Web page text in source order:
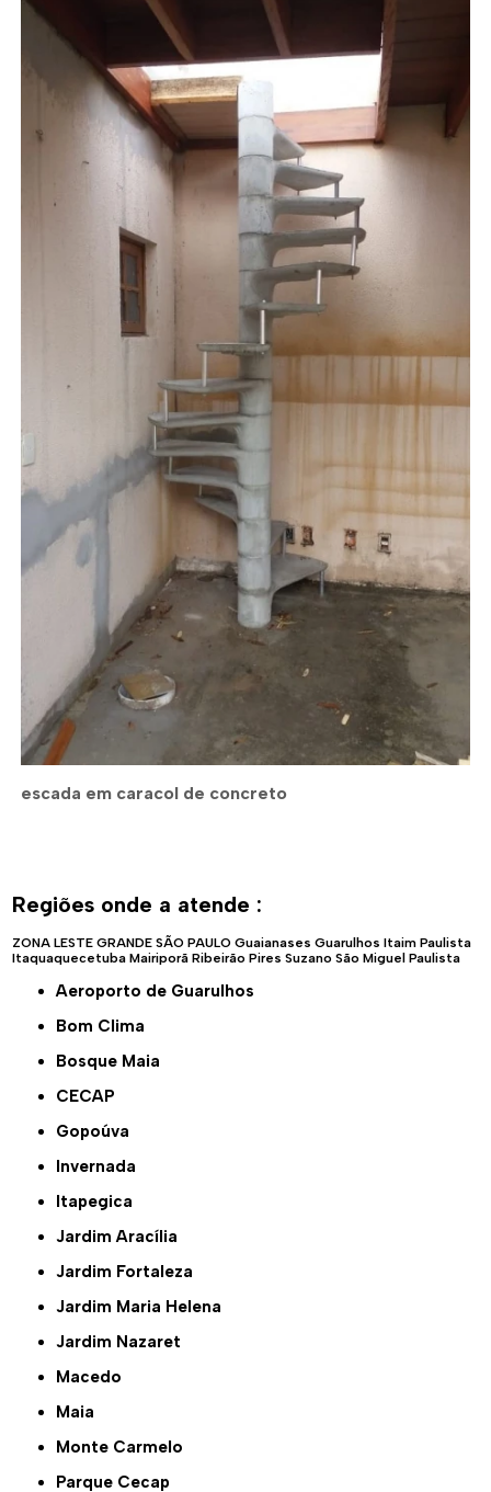
escada em caracol de concreto
Regiões onde a atende :
ZONA LESTE GRANDE SÃO PAULO Guaianases Guarulhos Itaim Paulista
Itaquaquecetuba Mairiporã Ribeirão Pires Suzano São Miguel Paulista
Aeroporto de Guarulhos
Bom Clima
Bosque Maia
CECAP
Gopoúva
Invernada
Itapegica
Jardim Aracília
Jardim Fortaleza
Jardim Maria Helena
Jardim Nazaret
Macedo
Maia
Monte Carmelo
Parque Cecap